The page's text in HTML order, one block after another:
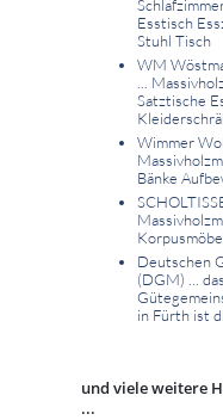
Esstisch
Stuhl Tisch
WM
...
Satztische
Wimmer
Bänke
Deutschen
(DGM) ...
in Fürth ist
und viele weitere
...